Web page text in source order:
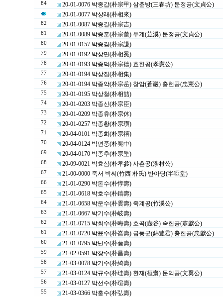
84
20-01-0076 박종갑(朴宗甲) 삼춘방(三春坊) 문정공(文貞公)
20-01-0077 박상래(朴相來)
82 20-01-0087 박종길(朴宗吉)
81 20-01-0089 박종훈(朴宗薰) 두계(荳溪) 문정공(文貞公)
80 20-01-0157 박종겸(朴宗謙)
79 20-01-0192 박상면(朴相冕)
78 20-01-0193 박종덕(朴宗德) 효헌공(孝憲公)
77 20-01-0194 박상집(朴相集)
76 20-01-0194 박종악(朴宗岳) 창암(蒼巖) 충헌공(忠憲公)
75 20-01-0195 박상철(朴相喆)
74 20-01-0203 박종신(朴宗臣)
73 20-01-0209 박종휴(朴宗休)
72 20-01-0257 박종황(朴宗璜)
71 20-04-0101 박종희(朴宗禧)
70 20-04-0124 박면중(朴冕中)
69 20-04-0170 박종후(朴宗垕)
68 20-09-0021 박효삼(朴孝參) 사촌공(涉村公)
67 21-00-0000 죽서 박씨(竹西 朴氏) 반아당(半啞堂)
66 21-01-0290 박돈수(朴惇壽)
65 21-01-0618 박호수(朴鎬壽)
64 21-01-0658 박운수(朴雲壽) 죽계공(竹溪公)
63 21-01-0667 박기수(朴岐壽)
62 21-01-0715 박회수(朴晦壽) 호곡(壺谷) 숙헌공(肅獻公)
61 21-01-0720 박윤수(朴崙壽) 금풍군(錦豊君) 충헌공(忠獻公)
60 21-01-0795 박난수(朴蘭壽)
59 21-02-0591 박창수(朴昌壽)
58 21-03-0078 박기수(朴綺壽)
57 21-03-0124 박규수(朴珪壽) 환재(桓齋) 문익공(文翼公)
56 21-03-0127 박선수(朴瑄壽)
55 21-03-0366 박홍수(朴弘壽)